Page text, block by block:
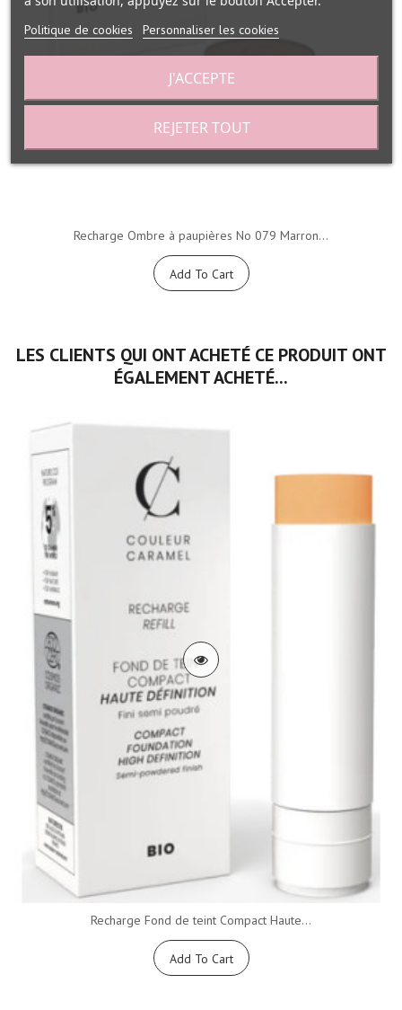
Recharge Ombre à paupières No 079 Marron...
Add To Cart
LES CLIENTS QUI ONT ACHETÉ CE PRODUIT ONT
ÉGALEMENT ACHETÉ...
Recharge Fond de teint Compact Haute...
Add To Cart
Politique de cookies Personnaliser les cookies
REJETER TOUT
J'ACCEPTE